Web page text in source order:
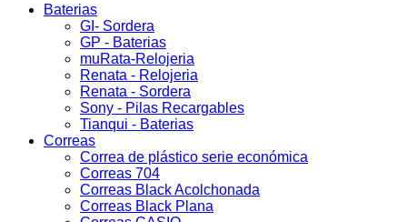
Baterias
GI- Sordera
GP - Baterias
muRata-Relojeria
Renata - Relojeria
Renata - Sordera
Sony - Pilas Recargables
Tianqui - Baterias
Correas
Correa de plástico serie económica
Correas 704
Correas Black Acolchonada
Correas Black Plana